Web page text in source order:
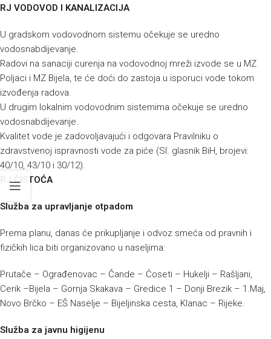
RJ VODOVOD I KANALIZACIJA
U gradskom vodovodnom sistemu očekuje se uredno
vodosnabdijevanje.
Radovi na sanaciji curenja na vodovodnoj mreži izvode se u MZ
Poljaci i MZ Bijela, te će doći do zastoja u isporuci vode tokom
izvođenja radova.
U drugim lokalnim vodovodnim sistemima očekuje se uredno
vodosnabdijevanje.
Kvalitet vode je zadovoljavajući i odgovara Pravilniku o
zdravstvenoj ispravnosti vode za piće (Sl. glasnik BiH, brojevi:
40/10, 43/10 i 30/12).
RJ ČISTOĆA
Služba za upravljanje otpadom
Prema planu, danas će prikupljanje i odvoz smeća od pravnih i
fizičkih lica biti organizovano u naseljima:
Prutače – Ograđenovac – Čande – Ćoseti – Hukelji – Rašljani,
Cerik –Bijela – Gornja Skakava – Gredice 1 – Donji Brezik – 1.Maj,
Novo Brčko – EŠ Naselje – Bijeljinska cesta, Klanac – Rijeke.
Služba za javnu higijenu